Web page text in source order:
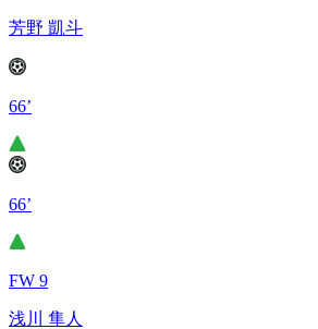
芳野 凱斗
66’
66’
FW 9
浅川 隼人